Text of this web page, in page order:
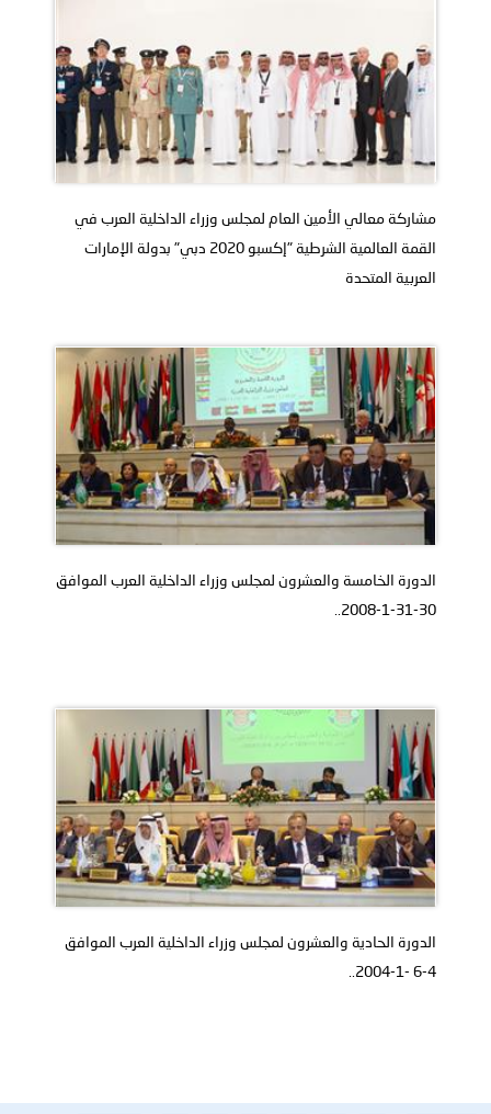
مشاركة معالي الأمين العام لمجلس وزراء الداخلية العرب في
القمة العالمية الشرطية "إكسبو 2020 دبي" بدولة الإمارات
العربية المتحدة
الدورة الخامسة والعشرون لمجلس وزراء الداخلية العرب الموافق
30-31-1-2008..
الدورة الحادية والعشرون لمجلس وزراء الداخلية العرب الموافق
4-6 -1-2004..